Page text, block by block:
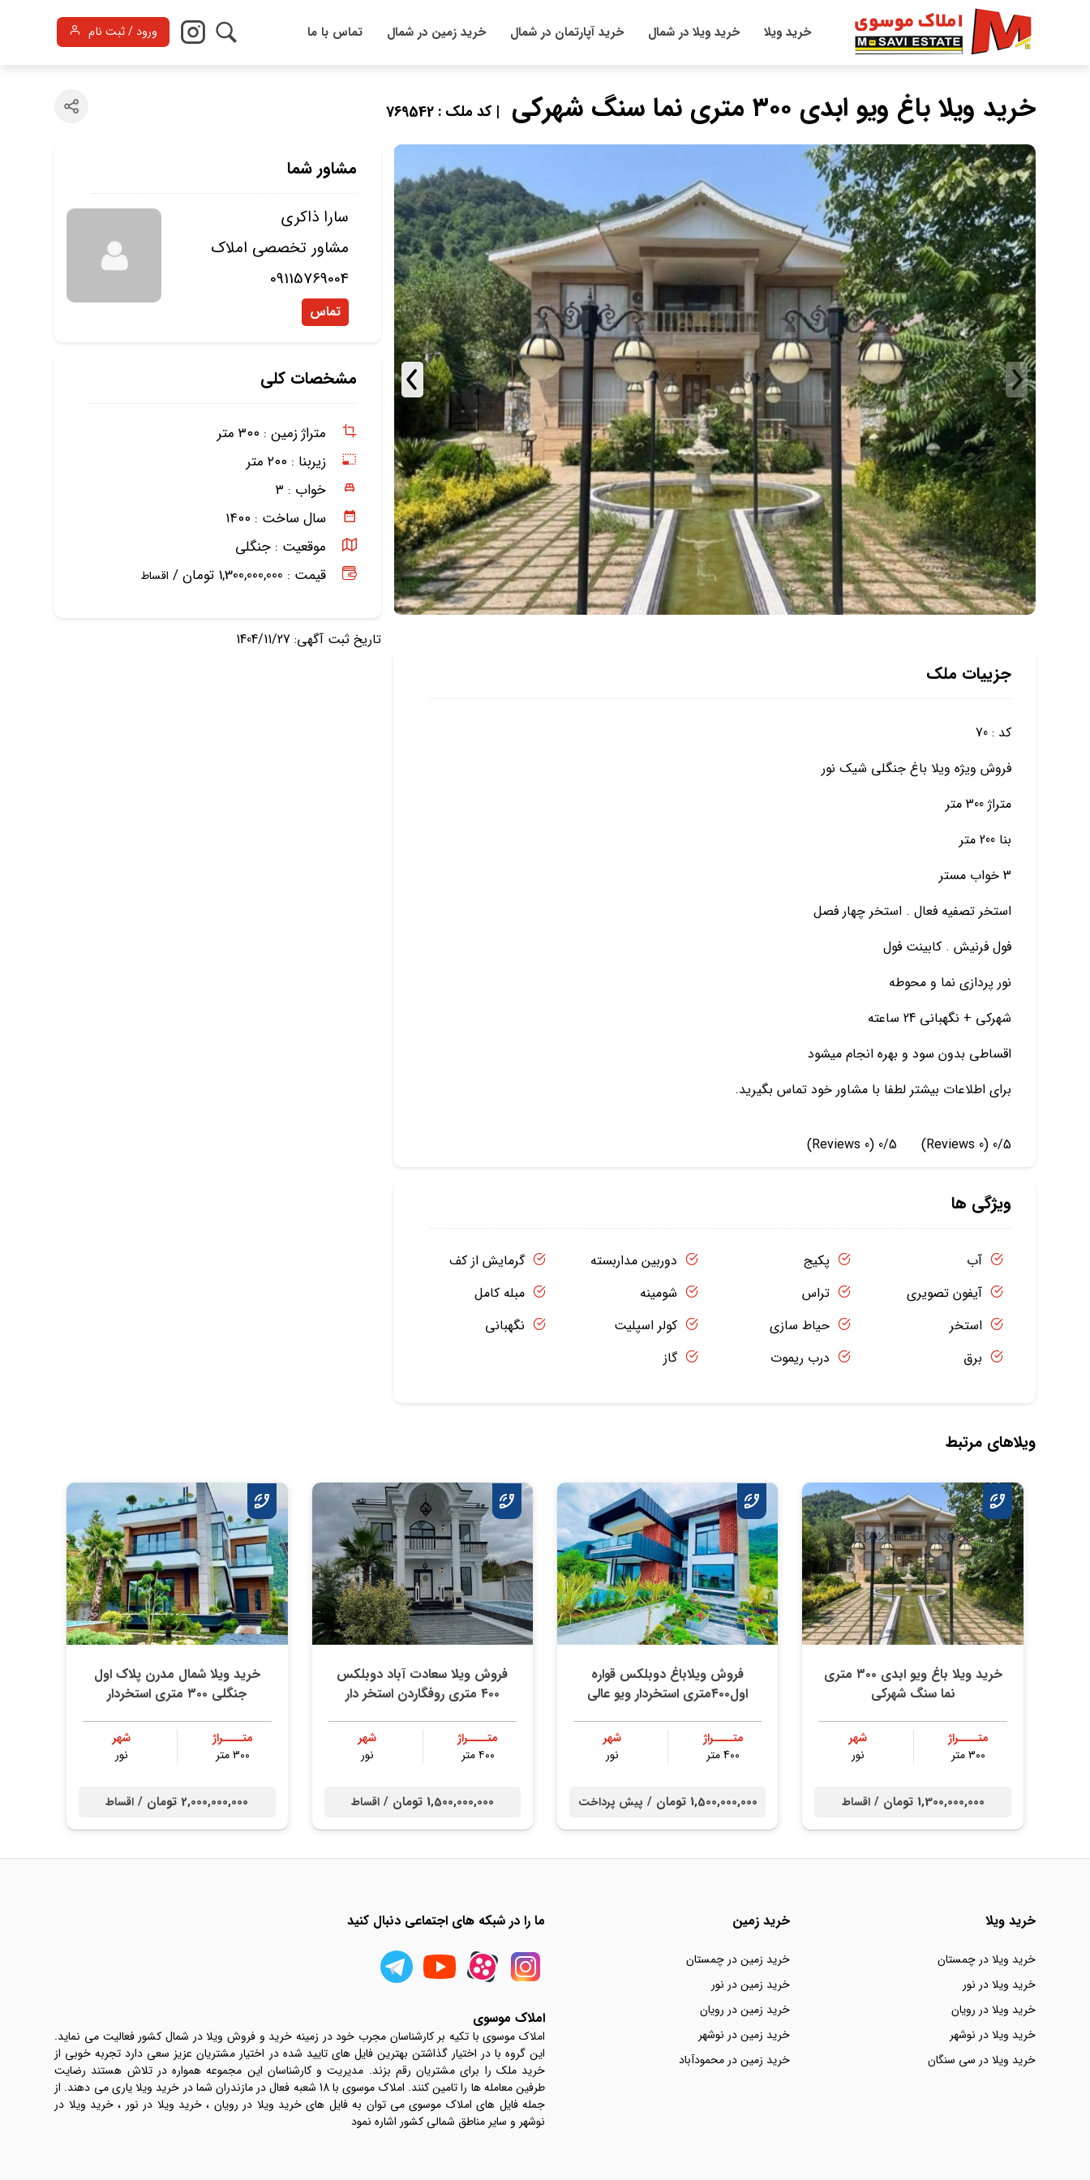
خرید ویلا خرید ویلا در شمال خرید آپارتمان در شمال خرید زمین در شمال تماس با ما ورود / ثبت نام
خرید ویلا باغ ویو ابدی ۳۰۰ متری نما سنگ شهرکی | کد ملک : 769542
مشاور شما
سارا ذاکری
مشاور تخصصی املاک
09115769004
تماس
مشخصات کلی
متراژ زمین : ۳۰۰ متر
زیربنا : ۲۰۰ متر
خواب : ۳
سال ساخت : ۱۴۰۰
موقعیت : جنگلی
قیمت : 1,300,000,000 تومان /
اقساط
تاریخ ثبت آگهی: 1404/11/27
جزییات ملک
کد : 70
فروش ویژه ویلا باغ جنگلی شیک نور
متراژ 300 متر
بنا 200 متر
3 خواب مستر
استخر تصفیه فعال . استخر چهار فصل
فول فرنیش . کابینت فول
نور پردازی نما و محوطه
شهرکی + نگهبانی 24 ساعته
اقساطی بدون سود و بهره انجام میشود
برای اطلاعات بیشتر لطفا با مشاور خود تماس بگیرید.
0/5
(0 Reviews)
0/5
(0 Reviews)
ویژگی ها
آب
آیفون تصویری
استخر
برق
پکیج
تراس
حیاط سازی
درب ریموت
دوربین مداربسته
شومینه
کولر اسپلیت
گاز
گرمایش از کف
مبله کامل
نگهبانی
ویلاهای مرتبط
خرید ویلا باغ ویو ابدی ۳۰۰ متری
نما سنگ شهرکی
متــــراژ
۳۰۰ متر
شهر
نور
1,300,000,000 تومان / اقساط
فروش ویلاباغ دوبلکس قواره
اول۴۰۰متری استخردار ویو عالی
متــــراژ
400 متر
شهر
نور
1,500,000,000 تومان / پیش پرداخت
فروش ویلا سعادت آباد دوبلکس
۴۰۰ متری روفگاردن استخر دار
متــــراژ
۴۰۰ متر
شهر
نور
1,500,000,000 تومان / اقساط
خرید ویلا شمال مدرن پلاک اول
جنگلی ۳۰۰ متری استخردار
متــــراژ
300 متر
شهر
نور
2,000,000,000 تومان / اقساط
خرید ویلا
خرید ویلا در چمستان
خرید ویلا در نور
خرید ویلا در رویان
خرید ویلا در نوشهر
خرید ویلا در سی سنگان
خرید زمین
خرید زمین در چمستان
خرید زمین در نور
خرید زمین در رویان
خرید زمین در نوشهر
خرید زمین در محمودآباد
ما را در شبکه های اجتماعی دنبال کنید
املاک موسوی
املاک موسوی با تکیه بر کارشناسان مجرب خود در زمینه خرید و فروش ویلا در شمال کشور فعالیت می نماید.
این گروه با در اختیار گذاشتن بهترین فایل های تایید شده در اختیار مشتریان عزیز سعی دارد تجربه خوبی از
خرید ملک را برای مشتریان رقم بزند. مدیریت و کارشناسان این مجموعه همواره در تلاش هستند رضایت
طرفین معامله ها را تامین کنند. املاک موسوی با 18 شعبه فعال در مازندران شما در خرید ویلا یاری می دهند. از
جمله فایل های املاک موسوی می توان به فایل های خرید ویلا در رویان ، خرید ویلا در نور ، خرید ویلا در
نوشهر و سایر مناطق شمالی کشور اشاره نمود